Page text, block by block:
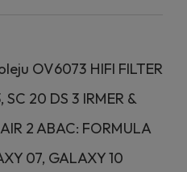
OV6073 HIFI FILTER
20 DS 3 IRMER &
2 ABAC: FORMULA
07, GALAXY 10